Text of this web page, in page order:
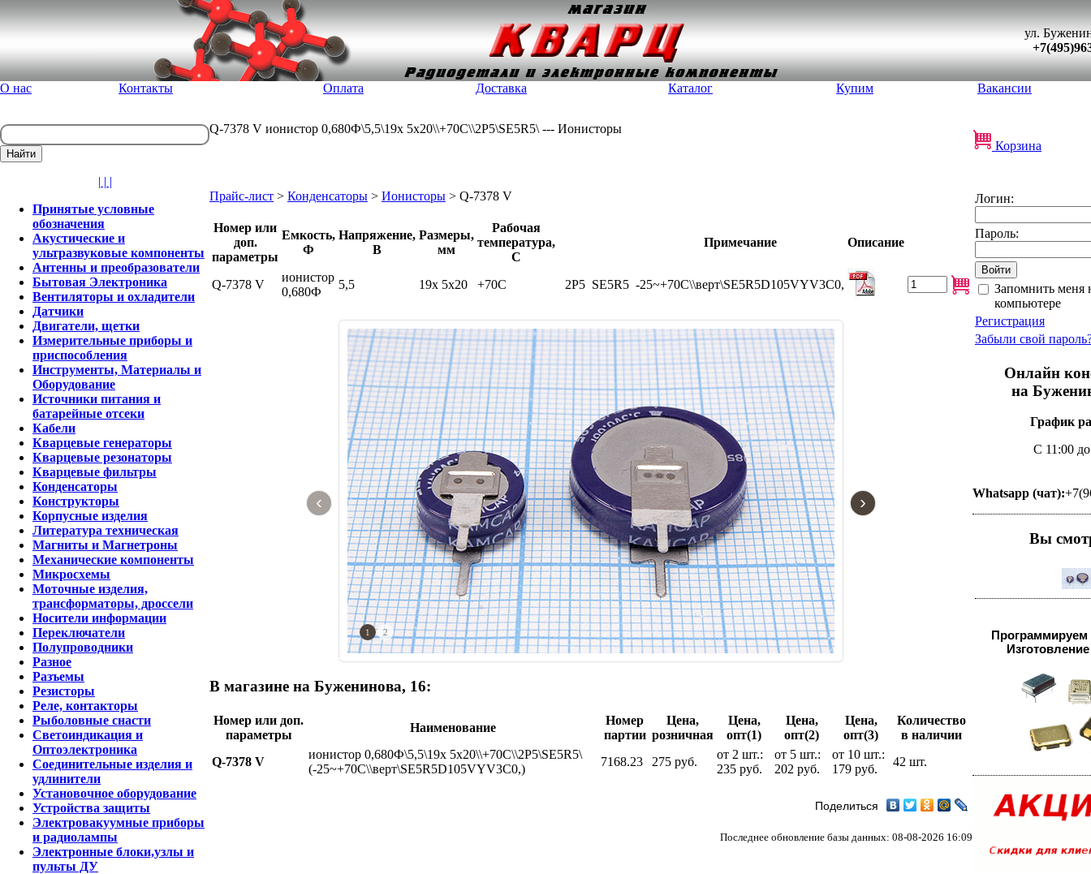
ул.
О нас Контакты Оплата Доставка Каталог Купим Вакансии
Q-7378 V ионистор 0,680Ф\5,5\19x 5x20\\+70C\\2P5\SE5R5\ --- Ионисторы
Корзина
| | |
Принятые условные
обозначения
Акустические и
ультразвуковые компоненты
Антенны и преобразователи
Бытовая Электроника
Вентиляторы и охладители
Датчики
Двигатели, щетки
Измерительные приборы и
приспособления
Инструменты, Материалы и
Оборудование
Источники питания и
батарейные отсеки
Кабели
Кварцевые генераторы
Кварцевые резонаторы
Кварцевые фильтры
Конденсаторы
Конструкторы
Корпусные изделия
Литература техническая
Магниты и Магнетроны
Механические компоненты
Микросхемы
Моточные изделия,
трансформаторы, дроссели
Носители информации
Переключатели
Полупроводники
Разное
Разъемы
Резисторы
Реле, контакторы
Рыболовные снасти
Светоиндикация и
Оптоэлектроника
Соединительные изделия и
удлинители
Установочное оборудование
Устройства защиты
Электровакуумные приборы
и радиолампы
Электронные блоки,узлы и
пульты ДУ
Прайс-лист > Конденсаторы > Ионисторы > Q-7378 V
Номер или
доп.
параметры
Емкость,
Ф
Напряжение,
В
Размеры,
мм
Рабочая
температура,
С
Примечание Описание
Q-7378 V
ионистор
0,680Ф
5,5 19x 5x20 +70C 2P5 SE5R5 -25~+70C\\верт\SE5R5D105VYV3C0,
‹ ›
1 2
В магазине на Буженинова, 16:
Номер или доп.
параметры
Наименование
Номер
партии
Цена,
розничная
Цена,
опт(1)
Цена,
опт(2)
Цена,
опт(3)
Количество
в наличии
Q-7378 V
ионистор 0,680Ф\5,5\19x 5x20\\+70C\\2P5\SE5R5\
(-25~+70C\\верт\SE5R5D105VYV3C0,)
7168.23 275 руб.
от 2 шт.:
235 руб.
от 5 шт.:
202 руб.
от 10 шт.:
179 руб.
42 шт.
Поделиться
Последнее обновление базы данных: 08-08-2026 16:09
Логин:
Пароль:
Запомнить меня
компьютере
Регистрация
Забыли свой
Онлайн
на
График
С 11:00
Whatsapp (чат):
Вы
Программируем